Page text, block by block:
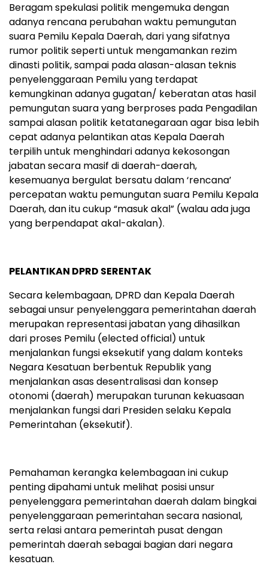
Beragam spekulasi politik mengemuka dengan
adanya rencana perubahan waktu pemungutan
suara Pemilu Kepala Daerah, dari yang sifatnya
rumor politik seperti untuk mengamankan rezim
dinasti politik, sampai pada alasan-alasan teknis
penyelenggaraan Pemilu yang terdapat
kemungkinan adanya gugatan/ keberatan atas hasil
pemungutan suara yang berproses pada Pengadilan
sampai alasan politik ketatanegaraan agar bisa lebih
cepat adanya pelantikan atas Kepala Daerah
terpilih untuk menghindari adanya kekosongan
jabatan secara masif di daerah-daerah,
kesemuanya bergulat bersatu dalam ‘rencana’
percepatan waktu pemungutan suara Pemilu Kepala
Daerah, dan itu cukup “masuk akal” (walau ada juga
yang berpendapat akal-akalan).
PELANTIKAN DPRD SERENTAK
Secara kelembagaan, DPRD dan Kepala Daerah
sebagai unsur penyelenggara pemerintahan daerah
merupakan representasi jabatan yang dihasilkan
dari proses Pemilu (elected official) untuk
menjalankan fungsi eksekutif yang dalam konteks
Negara Kesatuan berbentuk Republik yang
menjalankan asas desentralisasi dan konsep
otonomi (daerah) merupakan turunan kekuasaan
menjalankan fungsi dari Presiden selaku Kepala
Pemerintahan (eksekutif).
Pemahaman kerangka kelembagaan ini cukup
penting dipahami untuk melihat posisi unsur
penyelenggara pemerintahan daerah dalam bingkai
penyelenggaraan pemerintahan secara nasional,
serta relasi antara pemerintah pusat dengan
pemerintah daerah sebagai bagian dari negara
kesatuan.